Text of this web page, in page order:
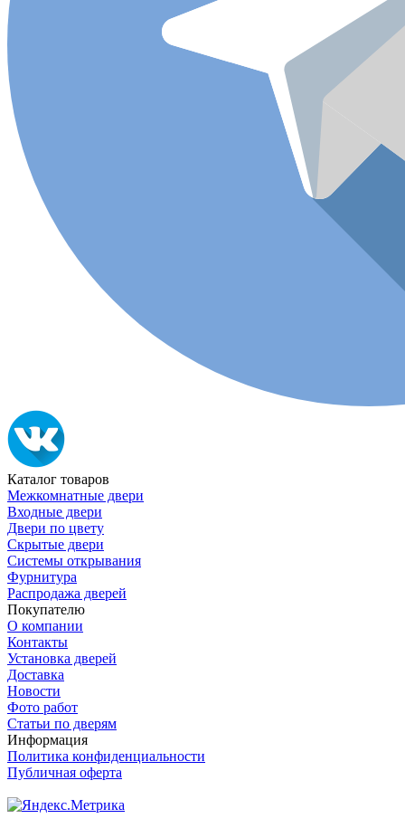
Каталог товаров
Межкомнатные двери
Входные двери
Двери по цвету
Скрытые двери
Системы открывания
Фурнитура
Распродажа дверей
Покупателю
О компании
Контакты
Установка дверей
Доставка
Новости
Фото работ
Статьи по дверям
Информация
Политика конфиденциальности
Публичная оферта